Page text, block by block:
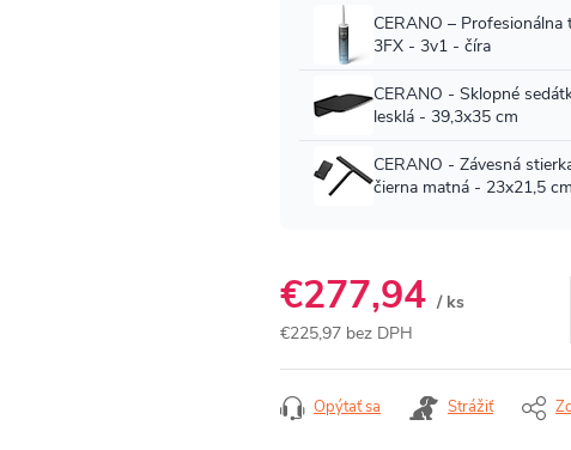
€277,94 / ks
€225,97 bez DPH
Opýtať sa Strážiť